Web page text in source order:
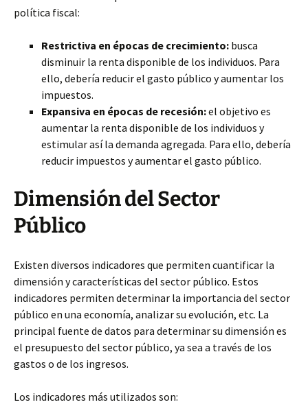
política fiscal:
Restrictiva en épocas de crecimiento: busca
disminuir la renta disponible de los individuos. Para
ello, debería reducir el gasto público y aumentar los
impuestos.
Expansiva en épocas de recesión:el objetivo es
aumentar la renta disponible de los individuos y
estimular así la demanda agregada. Para ello, debería
reducir impuestos y aumentar el gasto público.
Dimensión del Sector
Público
Existen diversos indicadores que permiten cuantificar la
dimensión y características del sector público. Estos
indicadores permiten determinar la importancia del sector
público en una economía, analizar su evolución, etc. La
principal fuente de datos para determinar su dimensión es
el presupuesto del sector público, ya sea a través de los
gastos o de los ingresos.
Los indicadores más utilizados son: